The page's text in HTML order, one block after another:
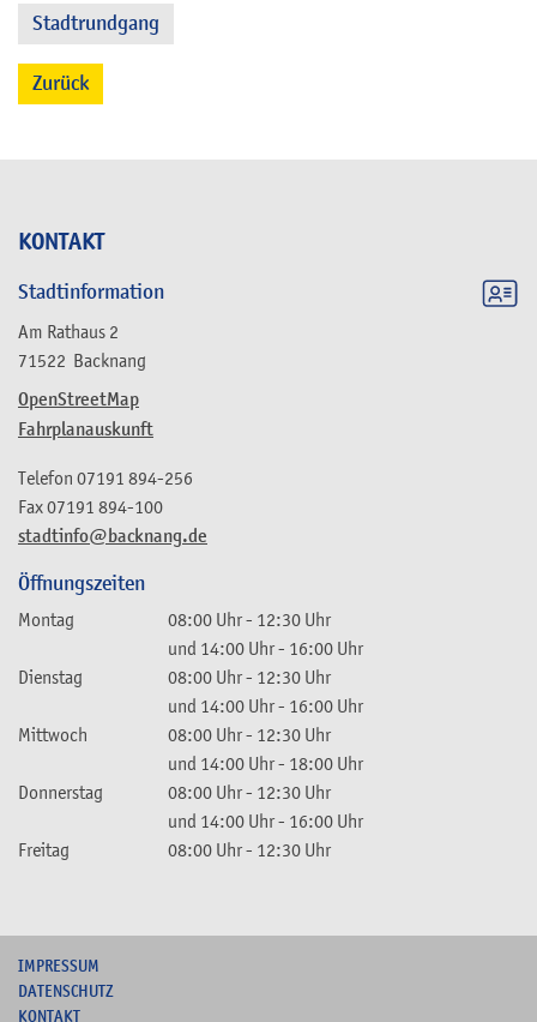
KONTAKT
Stadtinformation
Am Rathaus 2
71522 Backnang
OpenStreetMap
Fahrplanauskunft
stadtinfo@backnang.de
Telefon 07191 894-256
Fax07191 894-100
Öffnungszeiten
Montag 08:00 Uhr- 12:30 Uhr
und 14:00 Uhr- 16:00 Uhr
Dienstag
08:00 Uhr- 12:30 Uhr
und 14:00 Uhr- 16:00 Uhr
Mittwoch
08:00 Uhr- 12:30 Uhr
und 14:00 Uhr- 18:00 Uhr
Donnerstag
08:00 Uhr- 12:30 Uhr
und 14:00 Uhr- 16:00 Uhr
Freitag
08:00 Uhr- 12:30 Uhr
Stadtrundgang
Zurück
IMPRESSUM
DATENSCHUTZ
KONTAKT